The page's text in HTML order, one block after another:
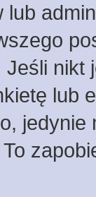
lub
nikt
lub